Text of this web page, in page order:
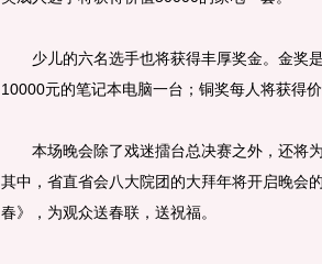
少儿的六名选手也将获得丰厚奖金。金奖
10000元的笔记本电脑一台；铜奖每人将获得
本场晚会除了戏迷擂台总决赛之外，还将为
其中，省直省会八大院团的大拜年将开启晚会
春》，为观众送春联，送祝福。